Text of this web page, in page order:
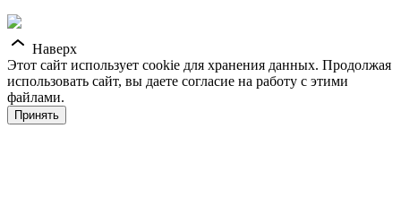
Наверх
Этот сайт использует cookie для хранения данных. Продолжая
использовать сайт, вы даете согласие на работу с этими
файлами.
Принять